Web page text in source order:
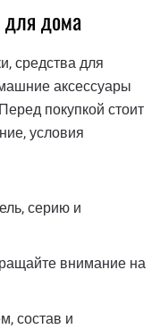
для дома
средства для
аксессуары
покупкой стоит
условия
серию и
внимание на
состав и